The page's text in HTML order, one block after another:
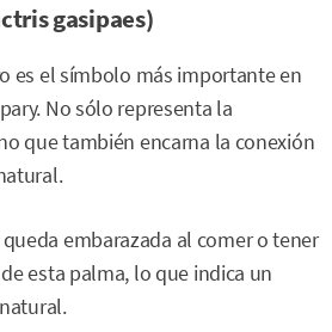
gasipaes)
es el símbolo más importante en
No sólo representa la
que también encarna la conexión
embarazada al comer o tener
esta palma, lo que indica un